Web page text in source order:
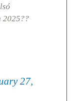
2025??
27,